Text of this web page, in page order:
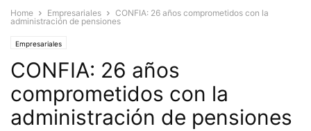
Home Empresariales
CONFIA: 26 años comprometidos con la
administración de pensiones
Empresariales
CONFIA: 26 años
comprometidos con la
administración de pensiones